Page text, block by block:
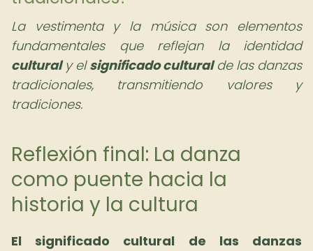
La vestimenta y la música son elementos
fundamentales que reflejan la identidad
culturaly elsignificado culturalde las danzas
tradicionales, transmitiendo valores y
tradiciones.
Reflexión final: La danza
como puente hacia la
historia y la cultura
El significado cultural de las danzas